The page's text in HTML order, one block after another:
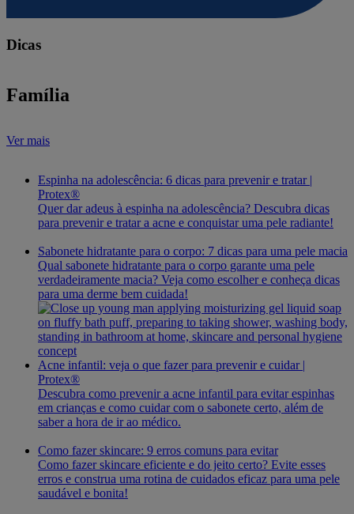
Dicas
Família
Ver mais
Espinha na adolescência: 6 dicas para prevenir e tratar |
Protex®
Quer dar adeus à espinha na adolescência? Descubra dicas
para prevenir e tratar a acne e conquistar uma pele radiante!
Sabonete hidratante para o corpo: 7 dicas para uma pele macia
Qual sabonete hidratante para o corpo garante uma pele
verdadeiramente macia? Veja como escolher e conheça dicas
para uma derme bem cuidada!
Acne infantil: veja o que fazer para prevenir e cuidar |
Protex®
Descubra como prevenir a acne infantil para evitar espinhas
em crianças e como cuidar com o sabonete certo, além de
saber a hora de ir ao médico.
Como fazer skincare: 9 erros comuns para evitar
Como fazer skincare eficiente e do jeito certo? Evite esses
erros e construa uma rotina de cuidados eficaz para uma pele
saudável e bonita!